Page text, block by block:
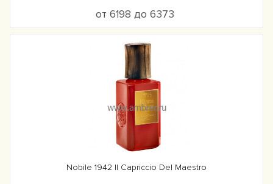
от 6198 до 6373
Nobile 1942 Il Capriccio Del Maestro